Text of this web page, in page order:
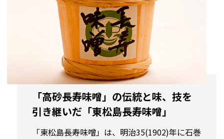
「高砂長寿味噌」の伝統と味、技を
引き継いだ「東松島長寿味噌」
「東松島長寿味噌」は、明治35(1902)年に石巻